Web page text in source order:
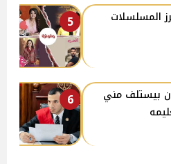
5
المسلسلات
6
بيستلف مني